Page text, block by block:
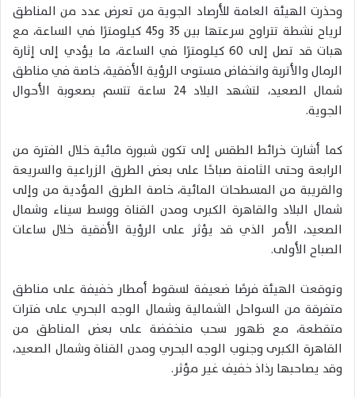
وحذرت الهيئة العامة للأرصاد الجوية من تعرض عدد من المناطق
لرياح نشطة تتراوح سرعتها بين 35 و45 كيلومترًا في الساعة، مع
هبات قد تصل إلى 60 كيلومترًا في الساعة، ما يؤدي إلى إثارة
الرمال والأتربة وانخفاض مستوى الرؤية الأفقية، خاصة في مناطق
شمال الصعيد، لتشهد البلاد 24 ساعة تتسم بصعوبة الأحوال
الجوية.
كما أشارت خرائط الطقس إلى تكون شبورة مائية خلال الفترة من
الرابعة وحتى الثامنة صباحًا على بعض الطرق الزراعية والسريعة
والقريبة من المسطحات المائية، خاصة الطرق المؤدية من وإلى
شمال البلاد والقاهرة الكبرى ومدن القناة ووسط سيناء وشمال
الصعيد، الأمر الذي قد يؤثر على الرؤية الأفقية خلال ساعات
الصباح الأولى.
وتوقعت الهيئة فرصًا ضعيفة لسقوط أمطار خفيفة على مناطق
متفرقة من السواحل الشمالية وشمال الوجه البحري على فترات
متقطعة، مع ظهور سحب منخفضة على بعض المناطق من
القاهرة الكبرى وجنوب الوجه البحري ومدن القناة وشمال الصعيد،
وقد يصاحبها رذاذ خفيف غير مؤثر.